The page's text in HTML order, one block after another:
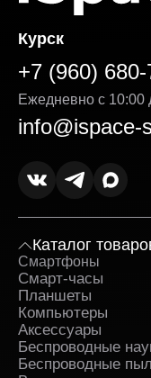
Курск
+7 (960)
Ежедневно с 10:00
info@ispace-
Каталог
Смартфоны
Смарт-часы
Планшеты
Компьютеры
Аксессуары
Беспроводные
Беспроводные